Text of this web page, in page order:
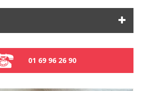
01 69 96 26 90